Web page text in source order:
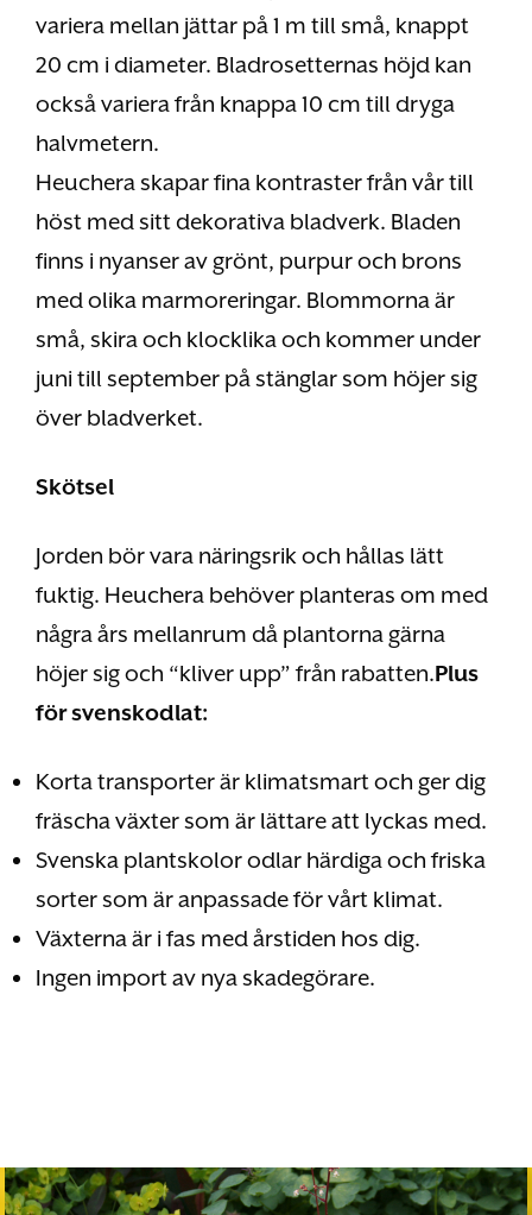
variera mellan jättar på 1 m till små, knappt
20 cm i diameter. Bladrosetternas höjd kan
också variera från knappa 10 cm till dryga
halvmetern.
Heuchera skapar fina kontraster från vår till
höst med sitt dekorativa bladverk. Bladen
finns i nyanser av grönt, purpur och brons
med olika marmoreringar. Blommorna är
små, skira och klocklika och kommer under
juni till september på stänglar som höjer sig
över bladverket.
Skötsel
Jorden bör vara näringsrik och hållas lätt
fuktig. Heuchera behöver planteras om med
några års mellanrum då plantorna gärna
höjer sig och “kliver upp” från rabatten.Plus
för svenskodlat:
Korta transporter är klimatsmart och ger dig
fräscha växter som är lättare att lyckas med.
Svenska plantskolor odlar härdiga och friska
sorter som är anpassade för vårt klimat.
Växterna är i fas med årstiden hos dig.
Ingen import av nya skadegörare.